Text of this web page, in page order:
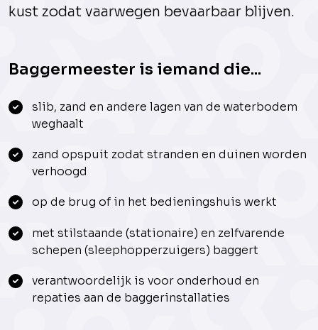
kust zodat vaarwegen bevaarbaar blijven.
Baggermeester is iemand die...
slib, zand en andere lagen van de waterbodem
weghaalt
zand opspuit zodat stranden en duinen worden
verhoogd
op de brug of in het bedieningshuis werkt
met stilstaande (stationaire) en zelfvarende
schepen (sleephopperzuigers) baggert
verantwoordelijk is voor onderhoud en
repaties aan de baggerinstallaties